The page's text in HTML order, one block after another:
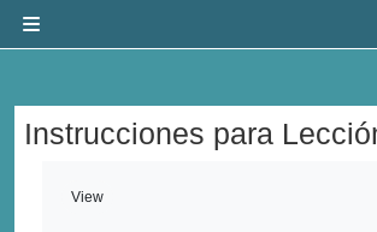
Instrucciones para
View